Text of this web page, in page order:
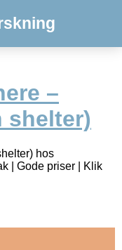
–
shelter)
hos
| Gode priser | Klik